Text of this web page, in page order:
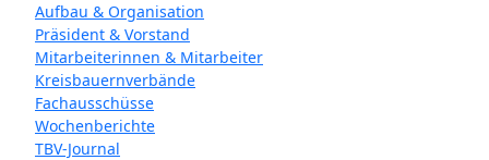
Aufbau & Organisation
Präsident & Vorstand
Mitarbeiterinnen & Mitarbeiter
Kreisbauernverbände
Fachausschüsse
Wochenberichte
TBV-Journal